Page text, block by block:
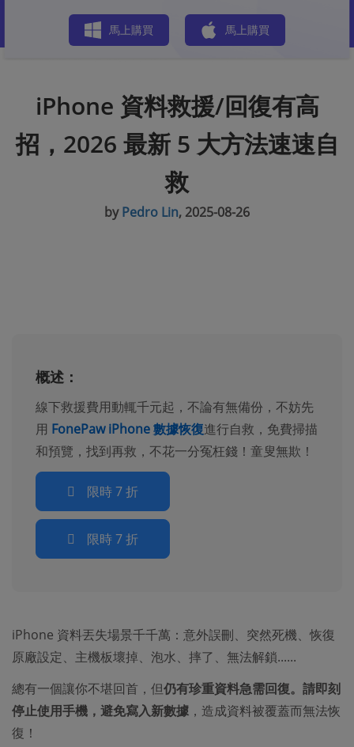
馬上購買 馬上購買
iPhone 資料救援/回復有高
招，2026 最新 5 大方法速速自
救
byPedro Lin, 2025-08-26
概述：
線下救援費用動輒千元起，不論有無備份，不妨先
用 FonePaw iPhone 數據恢復進行自救，免費掃描
和預覽，找到再救，不花一分冤枉錢！童叟無欺！
限時 7 折
限時 7 折
iPhone 資料丟失場景千千萬：意外誤刪、突然死機、恢復
原廠設定、主機板壞掉、泡水、摔了、無法解鎖......
總有一個讓你不堪回首，但仍有珍重資料急需回復。請即刻
停止使用手機，避免寫入新數據 ，造成資料被覆蓋而無法恢
復！